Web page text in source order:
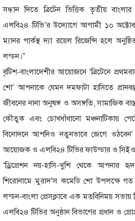
সন্ধান দিতে ব্রিটেন ভিত্তিক তৃতীয়
এলবি২৪ টিভি’র উদ্যোগে আগামী ১০
ম্যানর পার্কস্থ দ্যা রয়েল রিজেন্সি হলে
লন্ডন।”
বৃটিশ-বাংলাদেশীর আয়োজনে ‘ব্রিটেনে
শো’ আপনাকে যেমন দমফাটা হাসিতে
জীবনের নানা অনুষঙ্গ ও অসঙ্গতি, সামাজিক
কৌতুক এবং চোখধাঁধানো মঞ্চনাটিকায়
বিনোদনে আপনিও নতুনভাবে জেগে ওঠবেন’
আয়োজক ও এলবি২৪ টিভির ফাউন্ডার ও
‘ড্রিপ্রেশন নয়-হাসি-খুশি থেকে আপনার
শিরোনামে মুরাদ’স কমেডি শো উপলক্ষে গত
লন্ডন-বাংলা প্রেসক্লাবে এক মতবিনিময়
এলবি২৪ টিভির অনুষ্ঠান বিভাগের প্রধান ও